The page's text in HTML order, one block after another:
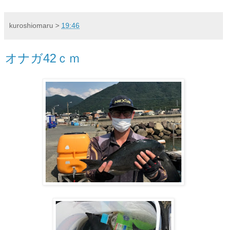
kuroshiomaru > 19:46
オナガ42ｃｍ